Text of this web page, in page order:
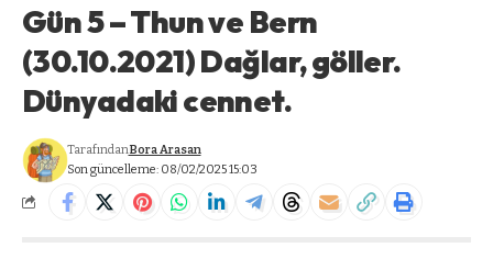
Gün 5 – Thun ve Bern
(30.10.2021) Dağlar, göller.
Dünyadaki cennet.
Son güncelleme: 08/02/2025 15:03
TarafındanBora Arasan